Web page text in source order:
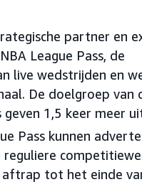
partner en
League Pass, de
live wedstrijden en
De doelgroep van
geven 1,5 keer meer
Pass kunnen
reguliere
tot het einde